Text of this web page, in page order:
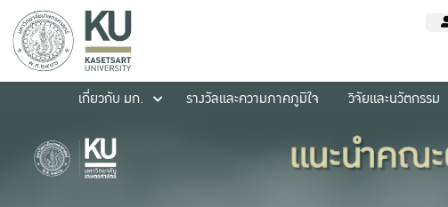
เกี่ยวกับ มก.
รางวัลและความภาคภูมิใจ วิจัยและนวัตกรรม